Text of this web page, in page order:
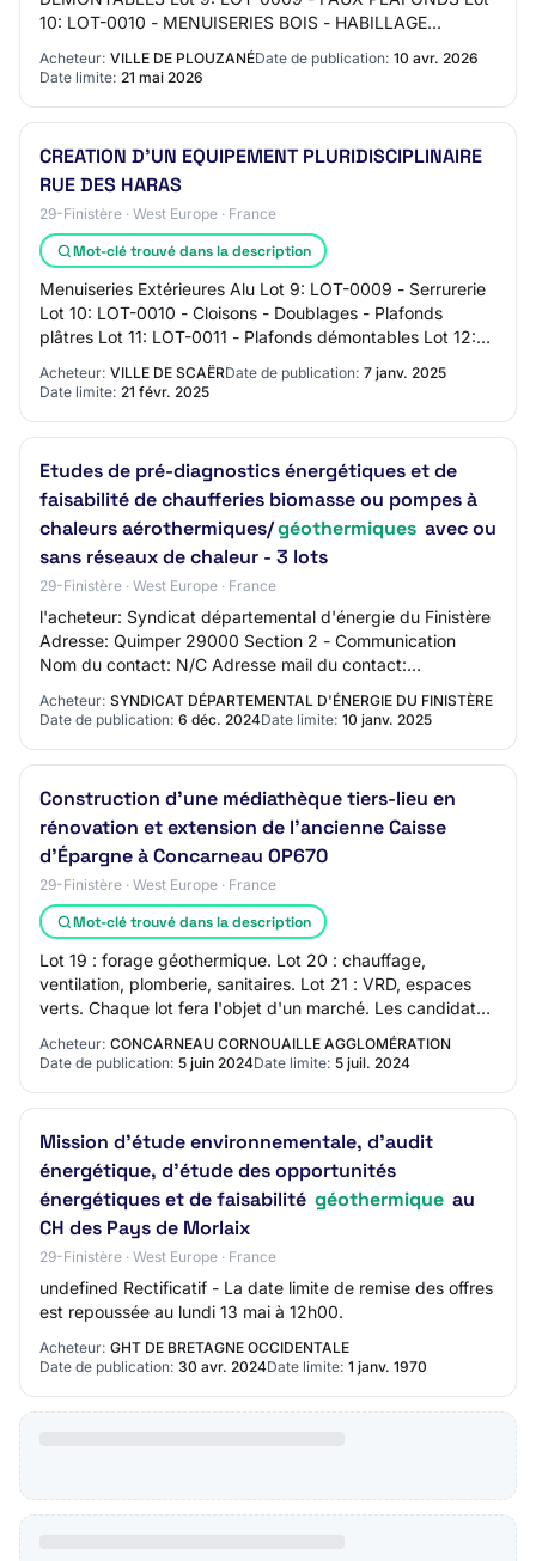
10: LOT-0010 - MENUISERIES BOIS - HABILLAGE
ACOUSTIQUE INTERIEUR - PARQUET - AGENCEMENT
Lot 11: LOT-0011 - REVETEME…
Acheteur: VILLE DE PLOUZANÉDate de publication: 10 avr. 2026
Date limite: 21 mai 2026
CREATION D'UN EQUIPEMENT PLURIDISCIPLINAIRE
RUE DES HARAS
29-Finistère · West Europe · France
Mot-clé trouvé dans la description
Menuiseries Extérieures Alu Lot 9: LOT-0009 - Serrurerie
Lot 10: LOT-0010 - Cloisons - Doublages - Plafonds
plâtres Lot 11: LOT-0011 - Plafonds démontables Lot 12:
LOT-0012 - Chapes - Carrelages - Fa…
Acheteur: VILLE DE SCAËRDate de publication: 7 janv. 2025
Date limite: 21 févr. 2025
Etudes de pré-diagnostics énergétiques et de
faisabilité de chaufferies biomasse ou pompes à
chaleurs aérothermiques/géothermiques avec ou
sans réseaux de chaleur - 3 lots
29-Finistère · West Europe · France
l'acheteur: Syndicat départemental d'énergie du Finistère
Adresse: Quimper 29000 Section 2 - Communication
Nom du contact: N/C Adresse mail du contact:
servicejuridique@sdef.fr Numéro de téléphone du…
Acheteur: SYNDICAT DÉPARTEMENTAL D'ÉNERGIE DU FINISTÈRE
Date de publication: 6 déc. 2024Date limite: 10 janv. 2025
Construction d'une médiathèque tiers-lieu en
rénovation et extension de l'ancienne Caisse
d'Épargne à Concarneau OP670
29-Finistère · West Europe · France
Mot-clé trouvé dans la description
Lot 19 : forage géothermique. Lot 20 : chauffage,
ventilation, plomberie, sanitaires. Lot 21 : VRD, espaces
verts. Chaque lot fera l'objet d'un marché. Les candidats
Acheteur: CONCARNEAU CORNOUAILLE AGGLOMÉRATION
Date de publication: 5 juin 2024Date limite: 5 juil. 2024
Mission d'étude environnementale, d'audit
énergétique, d'étude des opportunités
énergétiques et de faisabilité géothermique au
CH des Pays de Morlaix
29-Finistère · West Europe · France
undefined Rectificatif - La date limite de remise des offres
est repoussée au lundi 13 mai à 12h00.
Acheteur: GHT DE BRETAGNE OCCIDENTALE
Date de publication: 30 avr. 2024Date limite: 1 janv. 1970